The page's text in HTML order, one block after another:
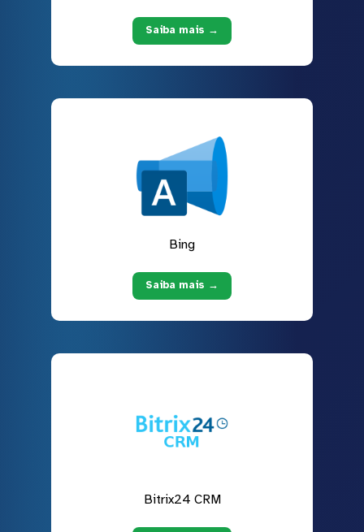
Saiba mais →
Bing
Saiba mais →
Bitrix24 CRM